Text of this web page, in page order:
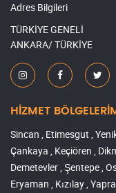
Adres Bilgileri
TÜRKİYE GENELİ
ANKARA/ TÜRKİYE
HİZMET
Sincan , Etimesgut ,
Çankaya , Keçiören ,
Demetevler , Şentepe ,
Eryaman , Kızılay ,